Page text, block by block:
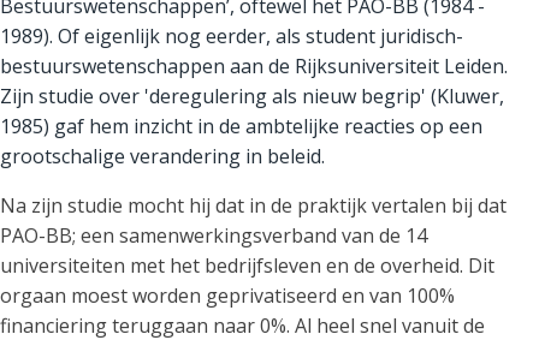
Bestuurswetenschappen’, oftewel het PAO-BB (1984 -
1989). Of eigenlijk nog eerder, als student juridisch-
bestuurswetenschappen aan de Rijksuniversiteit Leiden.
Zijn studie over 'deregulering als nieuw begrip' (Kluwer,
1985) gaf hem inzicht in de ambtelijke reacties op een
grootschalige verandering in beleid.
Na zijn studie mocht hij dat in de praktijk vertalen bij dat
PAO-BB; een samenwerkingsverband van de 14
universiteiten met het bedrijfsleven en de overheid. Dit
orgaan moest worden geprivatiseerd en van 100%
financiering teruggaan naar 0%. Al heel snel vanuit de